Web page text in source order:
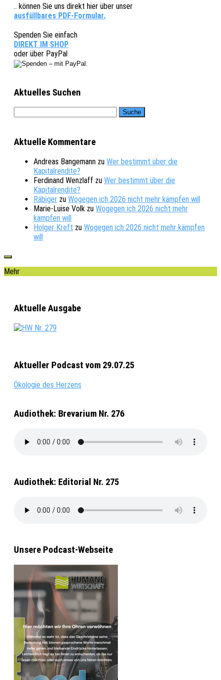
.. können Sie uns direkt hier über unser
ausfüllbares PDF-Formular.
Spenden Sie einfach
DIREKT IM SHOP
oder über PayPal
Aktuelles Suchen
Aktuelle Kommentare
Andreas Bangemann zu Wer bestimmt über die
Kapitalrendite?
Ferdinand Wenzlaff zu Wer bestimmt über die
Kapitalrendite?
Räbiger zu Wogegen ich 2026 nicht mehr kämpfen will
Marie-Luise Volk zu Wogegen ich 2026 nicht mehr
kämpfen will
Holger Kreft zu Wogegen ich 2026 nicht mehr kämpfen
will
Mehr
Aktuelle Ausgabe
Aktueller Podcast vom 29.07.25
Ökologie des Herzens
Audiothek: Brevarium Nr. 276
Audiothek: Editorial Nr. 275
Unsere Podcast-Webseite